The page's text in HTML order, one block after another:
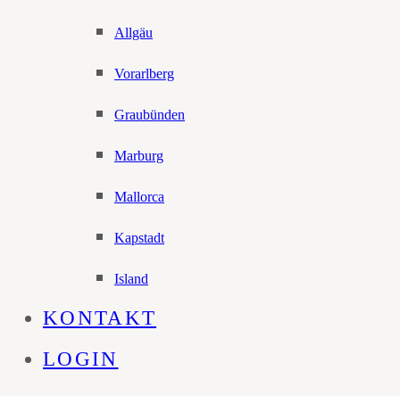
Allgäu
Vorarlberg
Graubünden
Marburg
Mallorca
Kapstadt
Island
KONTAKT
LOGIN